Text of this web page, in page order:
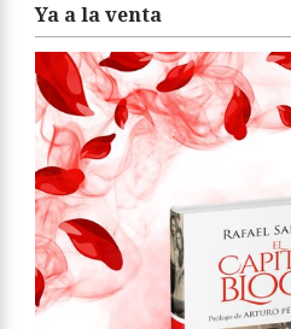
Ya a la venta